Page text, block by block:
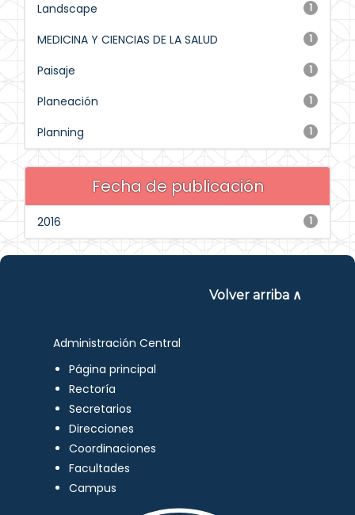
1
Landscape
1
MEDICINA Y CIENCIAS DE LA SALUD
1
Paisaje
1
Planeación
1
Planning
Fecha de publicación
1
2016
Volver arriba ∧
Administración Central
Página principal
Rectoría
Secretarios
Direcciones
Coordinaciones
Facultades
Campus